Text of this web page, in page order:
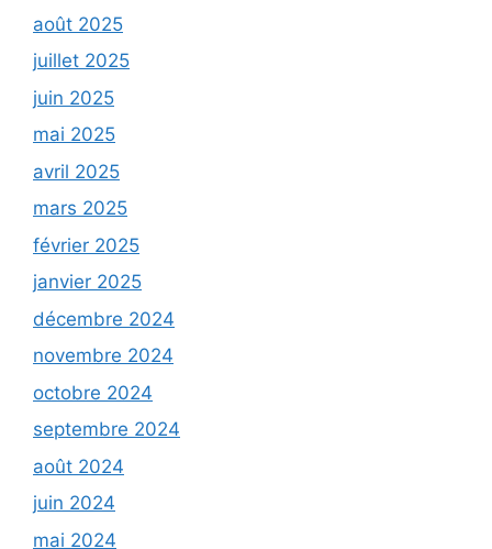
août 2025
juillet 2025
juin 2025
mai 2025
avril 2025
mars 2025
février 2025
janvier 2025
décembre 2024
novembre 2024
octobre 2024
septembre 2024
août 2024
juin 2024
mai 2024